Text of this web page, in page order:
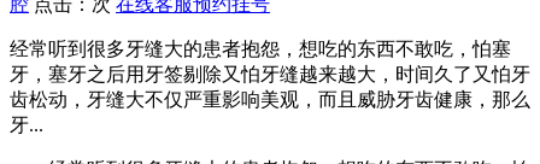
腔 点击： 次 在线客服预约挂号
经常听到很多牙缝大的患者抱怨，想吃的东西不敢吃，怕塞
牙，塞牙之后用牙签剔除又怕牙缝越来越大，时间久了又怕牙
齿松动，牙缝大不仅严重影响美观，而且威胁牙齿健康，那么
牙...